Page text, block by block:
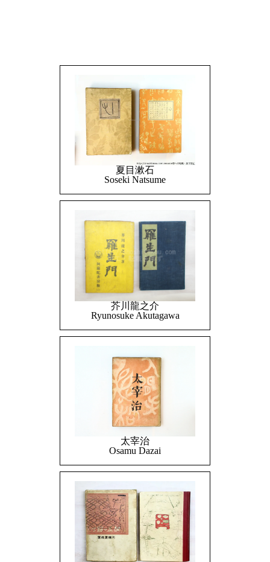
夏目漱石
Soseki Natsume
芥川龍之介
Ryunosuke Akutagawa
太宰治
Osamu Dazai